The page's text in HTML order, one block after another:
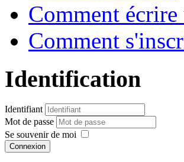
Comment
Comment
Identification
Identifiant
Mot de passe
Se souvenir de moi
Connexion